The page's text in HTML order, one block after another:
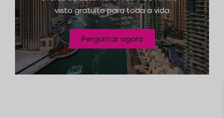
e
n
1
visto gratuito para toda a vida
Perguntar agora